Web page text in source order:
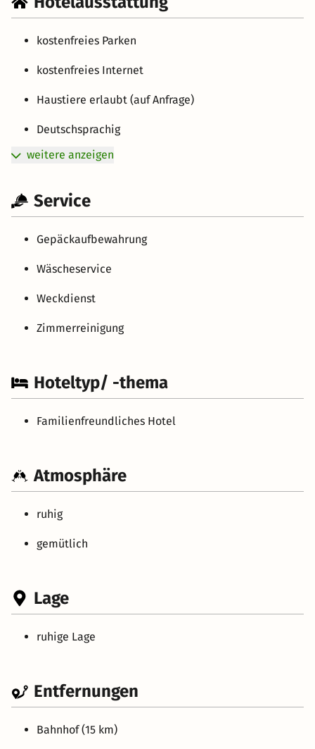
kostenfreies Parken
kostenfreies Internet
Haustiere erlaubt (auf Anfrage)
Deutschsprachig
weitere anzeigen
Service
Gepäckaufbewahrung
Wäscheservice
Weckdienst
Zimmerreinigung
Hoteltyp/ -thema
Familienfreundliches Hotel
Atmosphäre
ruhig
gemütlich
Lage
ruhige Lage
Entfernungen
Bahnhof (15 km)